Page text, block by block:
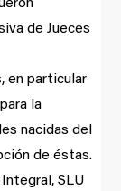
de Jueces
en particular
la
nacidas del
de éstas.
SLU